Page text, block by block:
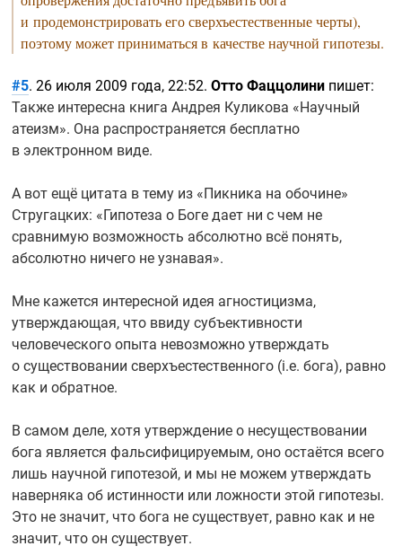
и продемонстрировать его сверхъестественные черты),
поэтому может приниматься в качестве научной гипотезы.
#5. 26 июля 2009 года, 22:52.Отто Фаццолини пишет:
Также интересна книга Андрея Куликова «Научный
атеизм». Она распространяется бесплатно
в электронном виде.
А вот ещё цитата в тему из «Пикника на обочине»
Стругацких: «Гипотеза о Боге дает ни с чем не
сравнимую возможность абсолютно всё понять,
абсолютно ничего не узнавая».
Мне кажется интересной идея агностицизма,
утверждающая, что ввиду субъективности
человеческого опыта невозможно утверждать
о существовании сверхъестественного (i.e. бога), равно
как и обратное.
В самом деле, хотя утверждение о несуществовании
бога является фальсифицируемым, оно остаётся всего
лишь научной гипотезой, и мы не можем утверждать
наверняка об истинности или ложности этой гипотезы.
Это не значит, что бога не существует, равно как и не
значит, что он существует.